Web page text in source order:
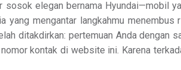
elegan bernama Hyundai—mobil
yang mengantar langkahmu
ditakdirkan: pertemuan Anda dengan
kontak di website ini. Karena